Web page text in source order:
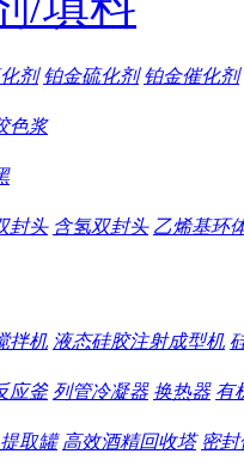
剂 铂金硫化剂 铂金催化剂
色浆
封头 含氢双封头 乙烯基环
拌机 液态硅胶注射成型机
应釜 列管冷凝器 换热器 有
提取罐 高效酒精回收塔 密封